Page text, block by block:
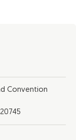
Convention